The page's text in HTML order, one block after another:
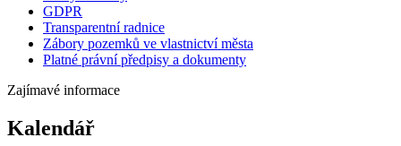
GDPR
Transparentní radnice
Zábory pozemků ve vlastnictví města
Platné právní předpisy a dokumenty
Zajímavé informace
Kalendář